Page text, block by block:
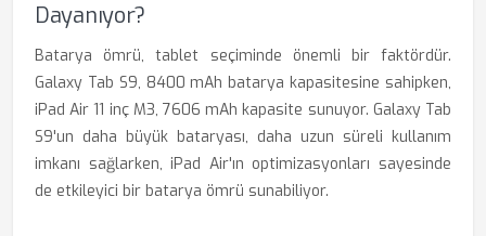
Dayanıyor?
Batarya ömrü, tablet seçiminde önemli bir faktördür.
Galaxy Tab S9, 8400 mAh batarya kapasitesine sahipken,
iPad Air 11 inç M3, 7606 mAh kapasite sunuyor. Galaxy Tab
S9'un daha büyük bataryası, daha uzun süreli kullanım
imkanı sağlarken, iPad Air'ın optimizasyonları sayesinde
de etkileyici bir batarya ömrü sunabiliyor.